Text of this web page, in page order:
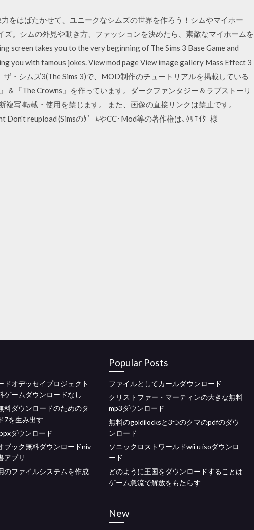
はばたかせて、ユニークなシムズの世界を作ろう！シムやマイホー
。シムの外見や動き方、ファッションを決めたら、素敵なマイホームを
screen takes you to the very beginning of The Sims 3 Base Game and
you with famous jokes. View mod page View image gallery Mass Effect 3
・シムズ3(The Sims 3)で、MOD制作のチュートリアルを掲載している
『The Crowns』を作っています。ダークファンタジー＆ラブストーリ
写·転載・使用を禁じます。 また、画像の直接リンクは禁止です。
reupload (SimsのｹﾞｰﾑやCC･Mod等の著作権は､ｸﾘｴｲﾀｰ様
ドオデッセイプロジェクト
ゲームダウンロードなし
料ダウンロードのためのタ
7を生み出す
ダウンロード
ブック無料ダウンロードniv
アプリ
のファイルシステムを作成
Popular Posts
ファイルとしてカールダウンロード
クリストファー・マーティンの大きな無料
mp3ダウンロード
無料のgoldilocksと3つのクマのpdfのダウ
ンロード
ソニックロストワールドwii u isoダウンロ
ード
どのように王国をダウンロードすることは
ゲーム急流で解放をもたらす
New